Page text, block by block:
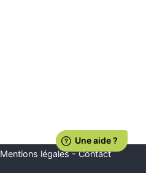
Mentions légales-Contact